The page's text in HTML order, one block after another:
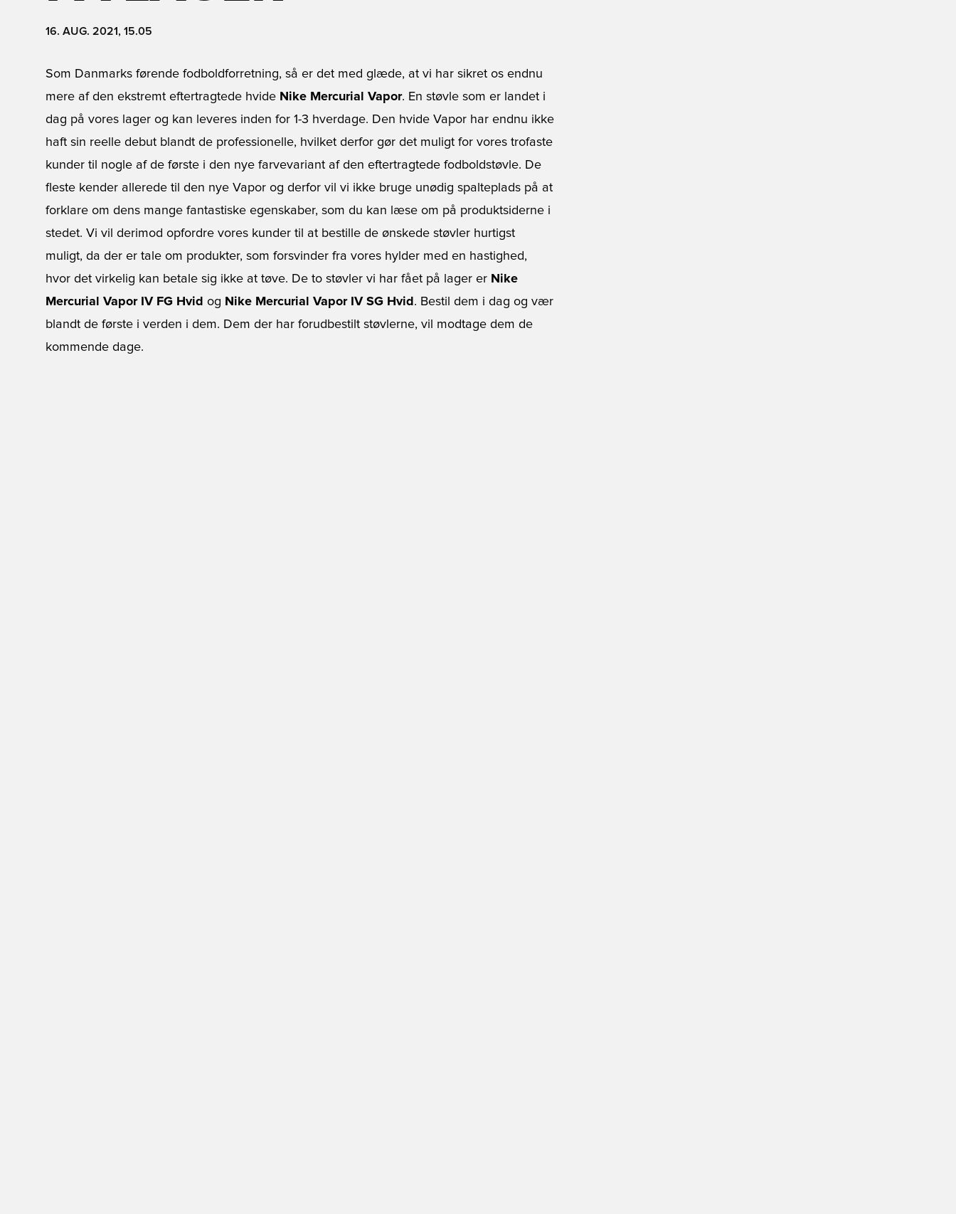
16. AUG. 2021, 15.05
Som Danmarks førende fodboldforretning, så er det med glæde, at vi har sikret os endnu
mere af den ekstremt eftertragtede hvide Nike Mercurial Vapor. En støvle som er landet i
dag på vores lager og kan leveres inden for 1-3 hverdage. Den hvide Vapor har endnu ikke
haft sin reelle debut blandt de professionelle, hvilket derfor gør det muligt for vores trofaste
kunder til nogle af de første i den nye farvevariant af den eftertragtede fodboldstøvle. De
fleste kender allerede til den nye Vapor og derfor vil vi ikke bruge unødig spalteplads på at
forklare om dens mange fantastiske egenskaber, som du kan læse om på produktsiderne i
stedet. Vi vil derimod opfordre vores kunder til at bestille de ønskede støvler hurtigst
muligt, da der er tale om produkter, som forsvinder fra vores hylder med en hastighed,
hvor det virkelig kan betale sig ikke at tøve. De to støvler vi har fået på lager er Nike
Mercurial Vapor IV FG Hvid og Nike Mercurial Vapor IV SG Hvid . Bestil dem i dag og vær
blandt de første i verden i dem. Dem der har forudbestilt støvlerne, vil modtage dem de
kommende dage.